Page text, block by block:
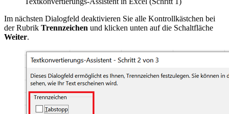
Im nächsten Dialogfeld deaktivieren Sie alle Kontrollkästchen bei
der Rubrik Trennzeichen und klicken unten auf die Schaltfläche
Weiter.